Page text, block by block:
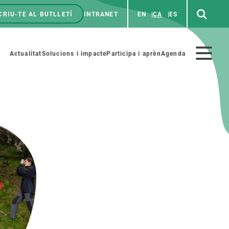
TE AL BUTLLETÍ INTRANET EN CA ES
Menú
ActualitatSolucions i impacteParticipa i aprènAgenda
i art
ciència amb nosaltres
educatius